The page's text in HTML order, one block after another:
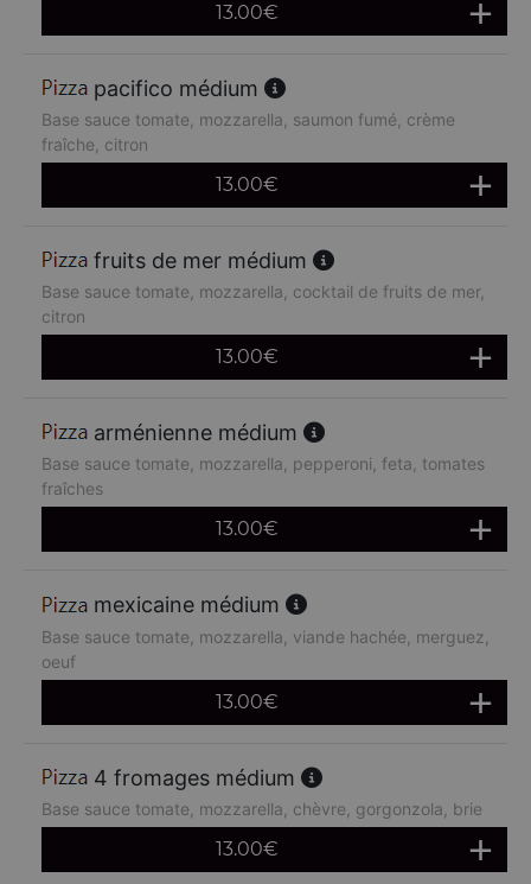
13.00€
pacifico médium
Base sauce tomate, mozzarella, saumon fumé, crème
fraîche, citron
13.00€
fruits de mer médium
Base sauce tomate, mozzarella, cocktail de fruits de mer,
citron
13.00€
arménienne médium
Base sauce tomate, mozzarella, pepperoni, feta, tomates
fraîches
13.00€
mexicaine médium
Base sauce tomate, mozzarella, viande hachée, merguez,
oeuf
13.00€
4 fromages médium
Base sauce tomate, mozzarella, chèvre, gorgonzola, brie
13.00€